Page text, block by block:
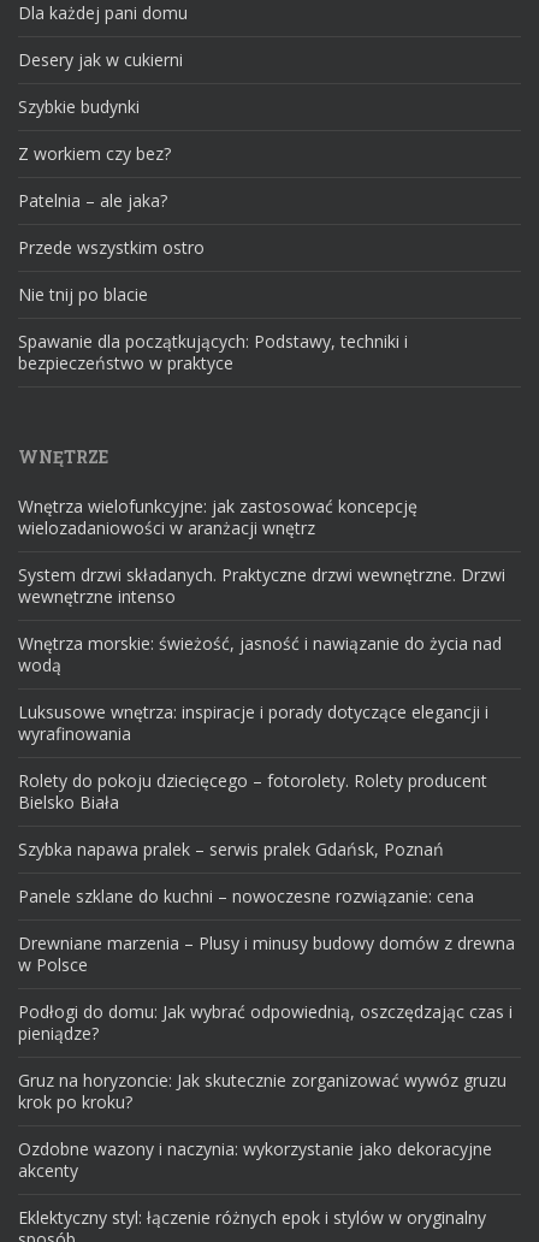
Dla każdej pani domu
Desery jak w cukierni
Szybkie budynki
Z workiem czy bez?
Patelnia – ale jaka?
Przede wszystkim ostro
Nie tnij po blacie
Spawanie dla początkujących: Podstawy, techniki i
bezpieczeństwo w praktyce
WNĘTRZE
Wnętrza wielofunkcyjne: jak zastosować koncepcję
wielozadaniowości w aranżacji wnętrz
System drzwi składanych. Praktyczne drzwi wewnętrzne. Drzwi
wewnętrzne intenso
Wnętrza morskie: świeżość, jasność i nawiązanie do życia nad
wodą
Luksusowe wnętrza: inspiracje i porady dotyczące elegancji i
wyrafinowania
Rolety do pokoju dziecięcego – fotorolety. Rolety producent
Bielsko Biała
Szybka napawa pralek – serwis pralek Gdańsk, Poznań
Panele szklane do kuchni – nowoczesne rozwiązanie: cena
Drewniane marzenia – Plusy i minusy budowy domów z drewna
w Polsce
Podłogi do domu: Jak wybrać odpowiednią, oszczędzając czas i
pieniądze?
Gruz na horyzoncie: Jak skutecznie zorganizować wywóz gruzu
krok po kroku?
Ozdobne wazony i naczynia: wykorzystanie jako dekoracyjne
akcenty
Eklektyczny styl: łączenie różnych epok i stylów w oryginalny